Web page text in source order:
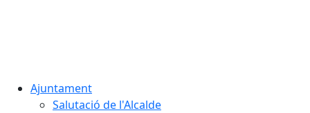
Ajuntament
Salutació de l'Alcalde